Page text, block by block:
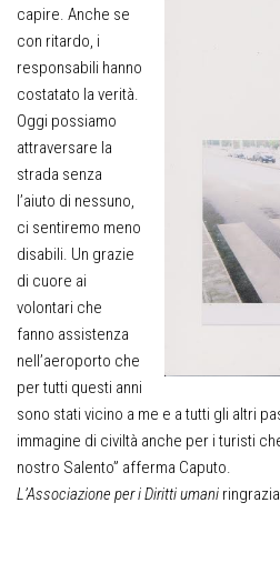
capire. Anche se
con ritardo, i
responsabili hanno
costatato la verità.
Oggi possiamo
attraversare la
strada senza
l’aiuto di nessuno,
ci sentiremo meno
disabili. Un grazie
di cuore ai
volontari che
fanno assistenza
nell’aeroporto che
per tutti questi anni
sono stati vicino a me e a tutti gli altri
immagine di civiltà anche per i turisti
nostro Salento” afferma Caputo.
L’Associazione per i Diritti umani